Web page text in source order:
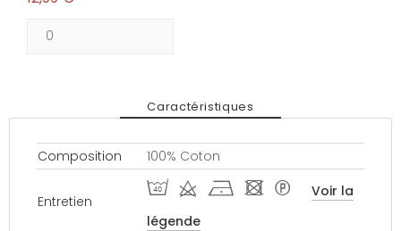
Caractéristiques
Composition 100% Coton
Entretien
I d h - *
Voir la
légende